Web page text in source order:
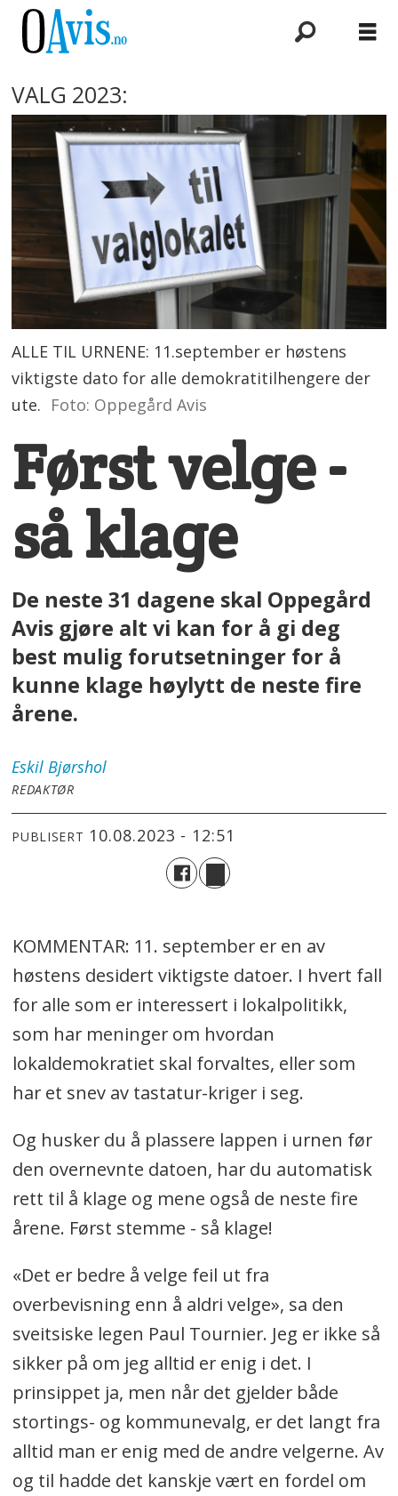
VALG 2023:
ALLE TIL URNENE: 11.september er høstens
viktigste dato for alle demokratitilhengere der
ute. Foto: Oppegård Avis
Først velge -
så klage
De neste 31 dagene skal Oppegård
Avis gjøre alt vi kan for å gi deg
best mulig forutsetninger for å
kunne klage høylytt de neste fire
årene.
Eskil Bjørshol
REDAKTØR
PUBLISERT 10.08.2023 - 12:51
KOMMENTAR: 11. september er en av
høstens desidert viktigste datoer. I hvert fall
for alle som er interessert i lokalpolitikk,
som har meninger om hvordan
lokaldemokratiet skal forvaltes, eller som
har et snev av tastatur-kriger i seg.
Og husker du å plassere lappen i urnen før
den overnevnte datoen, har du automatisk
rett til å klage og mene også de neste fire
årene. Først stemme - så klage!
«Det er bedre å velge feil ut fra
overbevisning enn å aldri velge», sa den
sveitsiske legen Paul Tournier. Jeg er ikke så
sikker på om jeg alltid er enig i det. I
prinsippet ja, men når det gjelder både
stortings- og kommunevalg, er det langt fra
alltid man er enig med de andre velgerne. Av
og til hadde det kanskje vært en fordel om